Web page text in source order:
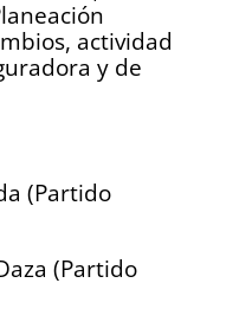
actividad
y de
(Partido
(Partido